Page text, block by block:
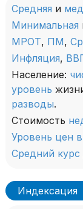
Средняя и
Минимальная
МРОТ, ПМ,
Инфляция,
Население:
уровень
разводы.
Стоимость
Уровень цен
Средний
Индексация